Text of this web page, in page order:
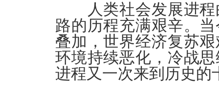
人类社会发展进程
路的历程充满艰辛。
叠加，世界经济复苏
环境持续恶化，冷战
进程又一次来到历史的